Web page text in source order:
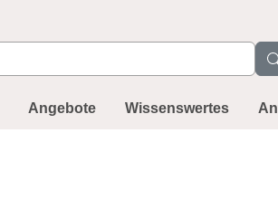
Angebote Wissenswertes